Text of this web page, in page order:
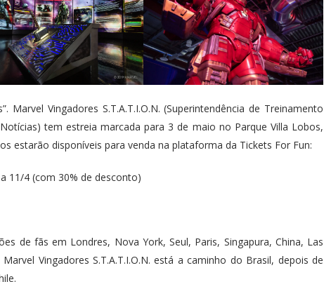
Marvel Vingadores S.T.A.T.I.O.N. (Superintendência de Treinamento
tem estreia marcada para 3 de maio no Parque Villa Lobos,
estarão disponíveis para venda na plataforma da Tickets For Fun:
11/4 (com 30% de desconto)
de fãs em Londres, Nova York, Seul, Paris, Singapura, China, Las
Vingadores S.T.A.T.I.O.N. está a caminho do Brasil, depois de